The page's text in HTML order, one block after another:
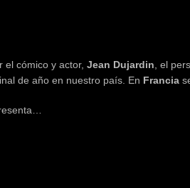
el cómico y actor, Jean Dujardin , el
de año en nuestro país. En Francia